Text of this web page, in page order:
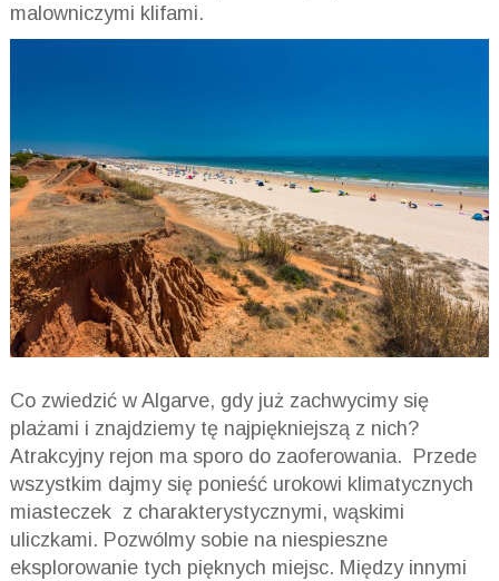
malowniczymi klifami.
Co zwiedzić w Algarve, gdy już zachwycimy się
plażami i znajdziemy tę najpiękniejszą z nich?
Atrakcyjny rejon ma sporo do zaoferowania. Przede
wszystkim dajmy się ponieść urokowi klimatycznych
miasteczek z charakterystycznymi, wąskimi
uliczkami. Pozwólmy sobie na niespieszne
eksplorowanie tych pięknych miejsc. Między innymi